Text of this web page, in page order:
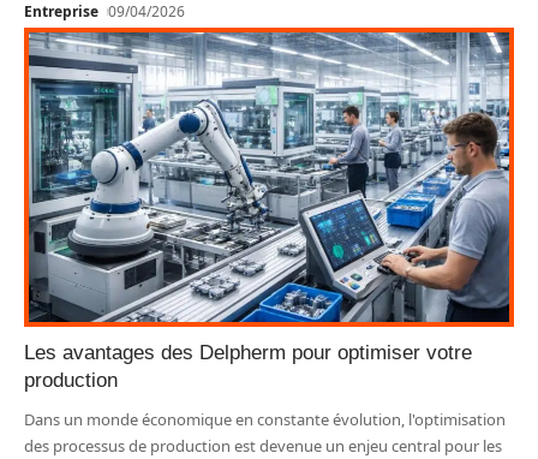
Entreprise 09/04/2026
Les avantages des Delpherm pour optimiser votre
production
Dans un monde économique en constante évolution, l'optimisation
des processus de production est devenue un enjeu central pour les